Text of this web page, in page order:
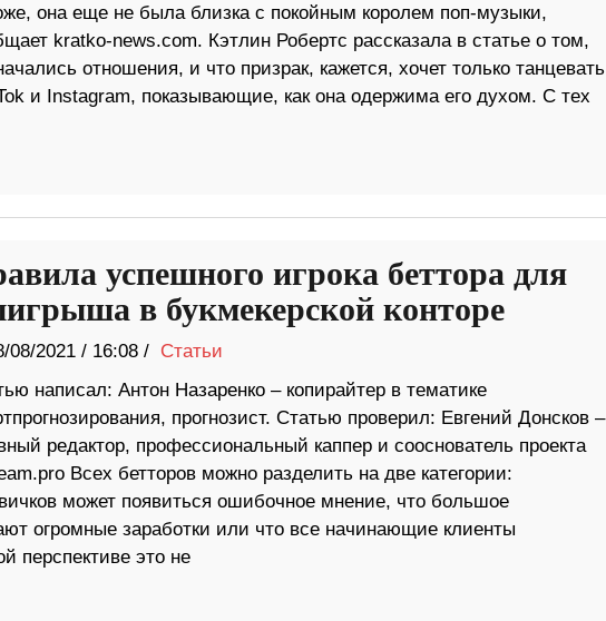
она еще не была близка с покойным королем поп-музыки,
kratko-news.com. Кэтлин Робертс рассказала в статье о том,
отношения, и что призрак, кажется, хочет только танцевать
и Instagram, показывающие, как она одержима его духом. С тех
успешного игрока беттора для
в букмекерской конторе
08/2021/ 16:08 / Статьи
написал: Антон Назаренко – копирайтер в тематике
прогнозист. Статью проверил: Евгений Донсков –
редактор, профессиональный каппер и сооснователь проекта
Всех бетторов можно разделить на две категории:
может появиться ошибочное мнение, что большое
огромные заработки или что все начинающие клиенты
перспективе это не